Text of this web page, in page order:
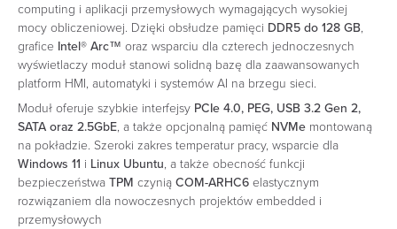
computing i aplikacji przemysłowych wymagających wysokiej
mocy obliczeniowej. Dzięki obsłudze pamięci DDR5 do 128 GB,
grafice Intel® Arc™ oraz wsparciu dla czterech jednoczesnych
wyświetlaczy moduł stanowi solidną bazę dla zaawansowanych
platform HMI, automatyki i systemów AI na brzegu sieci.
Moduł oferuje szybkie interfejsy PCIe 4.0, PEG, USB 3.2 Gen 2,
SATA oraz 2.5GbE, a także opcjonalną pamięć NVMe montowaną
na pokładzie. Szeroki zakres temperatur pracy, wsparcie dla
Windows 11 i Linux Ubuntu, a także obecność funkcji
bezpieczeństwa TPM czynią COM-ARHC6 elastycznym
rozwiązaniem dla nowoczesnych projektów embedded i
przemysłowych